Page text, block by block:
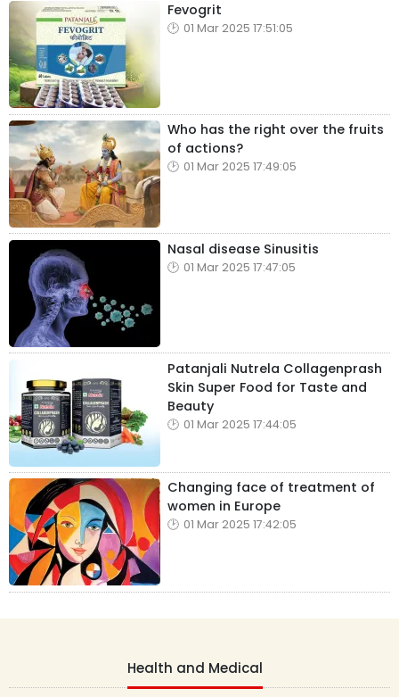
Fevogrit
01 Mar 2025 17:51:05
Who has the right over the fruits
of actions?
01 Mar 2025 17:49:05
Nasal disease Sinusitis
01 Mar 2025 17:47:05
Patanjali Nutrela Collagenprash
Skin Super Food for Taste and
Beauty
01 Mar 2025 17:44:05
Changing face of treatment of
women in Europe
01 Mar 2025 17:42:05
Health and Medical